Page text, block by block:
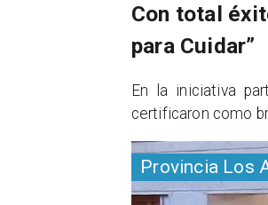
Provincia Los
Con total
para Cuidar”
​En la iniciativa
certificaron como